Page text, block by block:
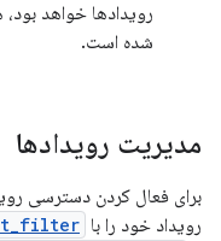
رویدادها خواهد
شده است.
مدیریت رویدادها
برای فعال کردن دسترسی
رویداد خود را با